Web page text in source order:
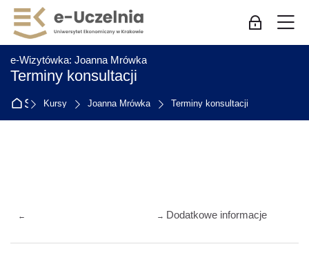
Skip to navigation
Skip to login form
Przejdź do głównej zawartości
Skip to accessibility options
Skip to footer
Skip accessibility options
Zaloguj
e-Wizytówka: Joanna Mrówka
Terminy konsultacji
Strona główna
Kursy Joanna Mrówka Terminy konsultacji
← → Dodatkowe informacje